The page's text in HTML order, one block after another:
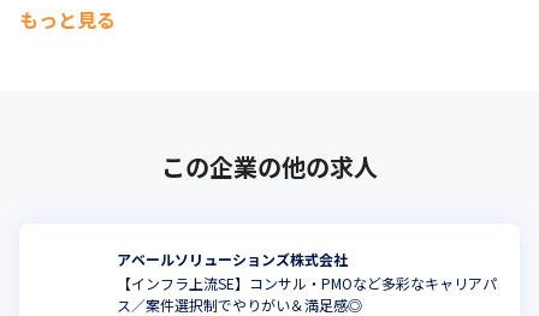
将来の選択肢を広げる働き方ができます。
もっと見る
この企業の他の求人
アベールソリューションズ株式会社
【インフラ上流SE】コンサル・PMOなど多彩なキャリアパ
ス／案件選択制でやりがい＆満足感◎